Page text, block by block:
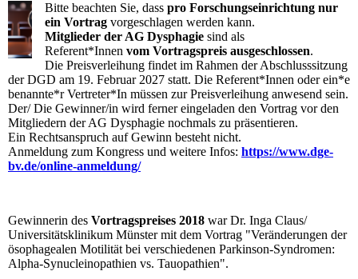
Bitte beachten Sie, dasspro Forschungseinrichtung nur
ein Vortrag vorgeschlagen werden kann.
Mitglieder der AG Dysphagie sind als
Referent*Innen vom Vortragspreis ausgeschlossen.
Die Preisverleihung findet im Rahmen der Abschlusssitzung
der DGD am 19. Februar 2027 statt. Die Referent*Innen oder ein*e
benannte*r Vertreter*In müssen zur Preisverleihung anwesend sein.
Der/ Die Gewinner/in wird ferner eingeladen den Vortrag vor den
Mitgliedern der AG Dysphagie nochmals zu präsentieren.
Ein Rechtsanspruch auf Gewinn besteht nicht.
Anmeldung zum Kongress und weitere Infos: https://www.dge-
bv.de/online-anmeldung/
Gewinnerin des Vortragspreises 2018 war Dr. Inga Claus/
Universitätsklinikum Münster mit dem Vortrag "Veränderungen der
ösophagealen Motilität bei verschiedenen Parkinson-Syndromen:
Alpha-Synucleinopathien vs. Tauopathien".